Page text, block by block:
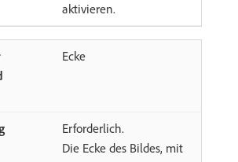
aktivieren.
Ecke
Erforderlich.
Die Ecke des Bildes, mit